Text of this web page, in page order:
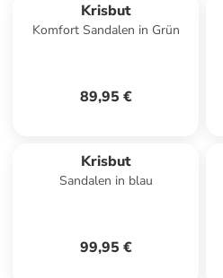
Krisbut
Komfort Sandalen in Grün
89,95 €
Krisbut
Sandalen in blau
99,95 €